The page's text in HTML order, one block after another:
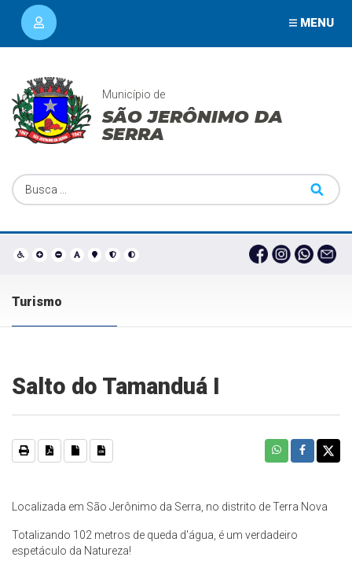
MENU
Município de
SÃO JERÔNIMO DA
SERRA
Turismo
Salto do Tamanduá I
Localizada em São Jerônimo da Serra, no distrito de Terra Nova
Totalizando 102 metros de queda d'água, é um verdadeiro
espetáculo da Natureza!